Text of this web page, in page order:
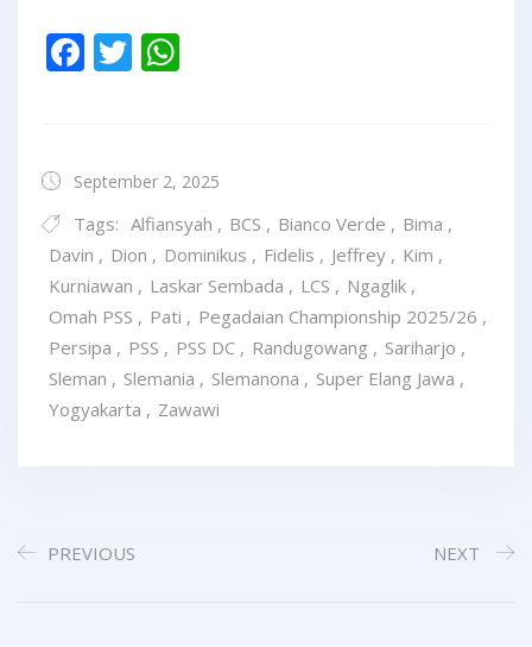
Facebook
Twitter
September 2, 2025
Tags: Alfiansyah , BCS , Bianco Verde , Bima ,
Davin , Dion , Dominikus , Fidelis , Jeffrey , Kim ,
Kurniawan , Laskar Sembada , LCS , Ngaglik ,
Omah PSS , Pati , Pegadaian Championship 2025/26 ,
Persipa , PSS , PSS DC , Randugowang , Sariharjo ,
Sleman , Slemania , Slemanona , Super Elang Jawa ,
Yogyakarta , Zawawi
PREVIOUS NEXT